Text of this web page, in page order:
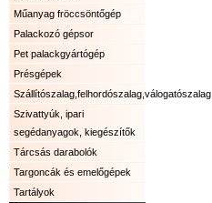
Műanyag fröccsöntőgép
Palackozó gépsor
Pet palackgyártógép
Présgépek
Szállítószalag,felhordószalag,válogatószalag.
Szivattyúk, ipari
segédanyagok, kiegészítők
Tárcsás darabolók
Targoncák és emelőgépek
Tartályok